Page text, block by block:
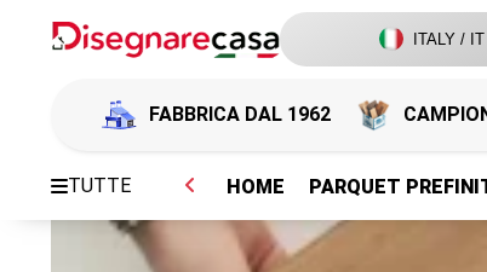
FABBRICA DAL 1962
TUTTE HOME PARQUET